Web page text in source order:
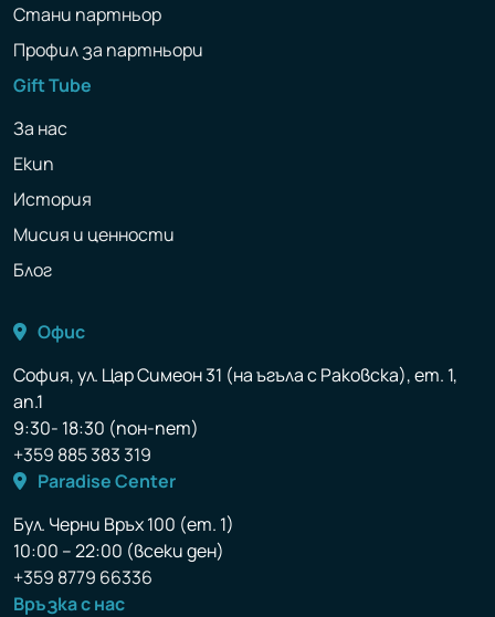
Стани партньор
Профил за партньори
Gift Tube
За нас
Екип
История
Мисия и ценности
Блог
Офис
София, ул. Цар Симеон 31 (на ъгъла с Раковска), ет. 1,
ап.1
9:30- 18:30 (пон-пет)
+359 885 383 319
Paradise Center
Бул. Черни Връх 100 (ет. 1)
10:00 – 22:00 (всеки ден)
+359 8779 66336
Връзка с нас